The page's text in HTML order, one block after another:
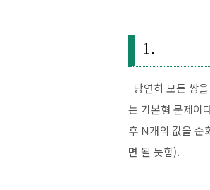
1.
당연히 모든 쌍
는 기본형 문제이
후 N개의 값을
면 될 듯함).